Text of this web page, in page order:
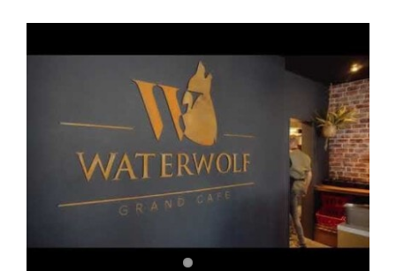
Larger